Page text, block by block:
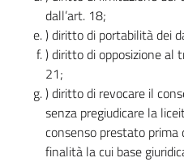
dall’art. 18;
) diritto di portabilità dei
) diritto di opposizione al
21;
) diritto di revocare il
senza pregiudicare la
consenso prestato
finalità la cui base